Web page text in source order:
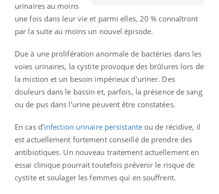
urinaires au moins
une fois dans leur vie et parmi elles, 20 % connaîtront
par la suite au moins un nouvel épisode.
Due à une prolifération anormale de bactéries dans les
voies urinaires, la cystite provoque des brûlures lors de
la miction et un besoin impérieux d’uriner. Des
douleurs dans le bassin et, parfois, la présence de sang
ou de pus dans l’urine peuvent être constatées.
En cas d’infection urinaire persistanteou de récidive, il
est actuellement fortement conseillé de prendre des
antibiotiques. Un nouveau traitement actuellement en
essai clinique pourrait toutefois prévenir le risque de
cystite et soulager les femmes qui en souffrent.